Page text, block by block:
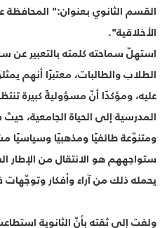
القسم الثانوي بعنوان:" المحافظة
الأخلاقية".
استهلّ سماحته كلمته بالتعبير عن
الطلاب والطالبات، معتبرًا أنهم
عليه، ومؤكدًا أنّ مسؤوليةً كبيرة
المدرسية إلى الحياة الجامعية،
ومتنوّعة طائفيًا ومذهبيًا وسياسيًا
ستواجههم هو الانتقال من الإطار
يحمله ذلك من آراء وأفكار وتوجّهات
ولفت إلى ثقته بأنّ الثانوية